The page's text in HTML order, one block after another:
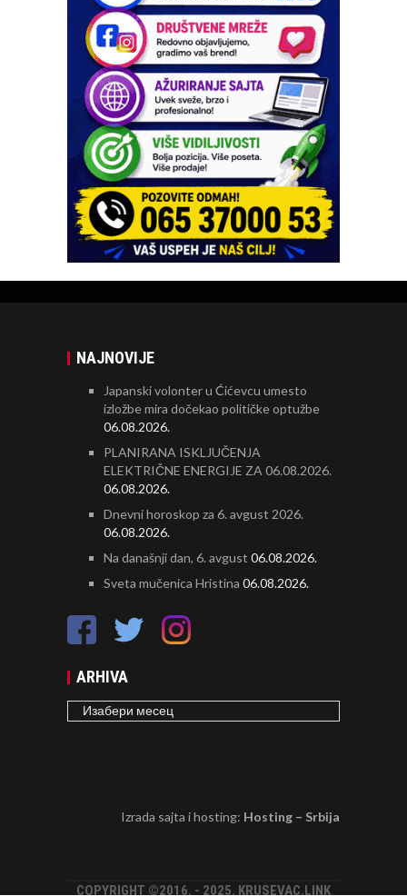
NAJNOVIJE
Japanski volonter u Ćićevcu umesto
izložbe mira dočekao političke optužbe
06.08.2026.
PLANIRANA ISKLJUČENJA
ELEKTRIČNE ENERGIJE ZA 06.08.2026.
06.08.2026.
Dnevni horoskop za 6. avgust 2026.
06.08.2026.
Na današnji dan, 6. avgust 06.08.2026.
Sveta mučenica Hristina 06.08.2026.
ARHIVA
ARHIVA
Izrada sajta i hosting: Hosting – Srbija
COPYRIGHT ©2016. - 2025. KRUSEVAC.LINK